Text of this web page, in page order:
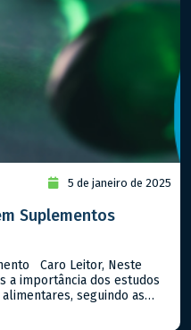
5 de janeiro de 2025
Suplementos
Caro Leitor, Neste
a importância dos estudos
seguindo as